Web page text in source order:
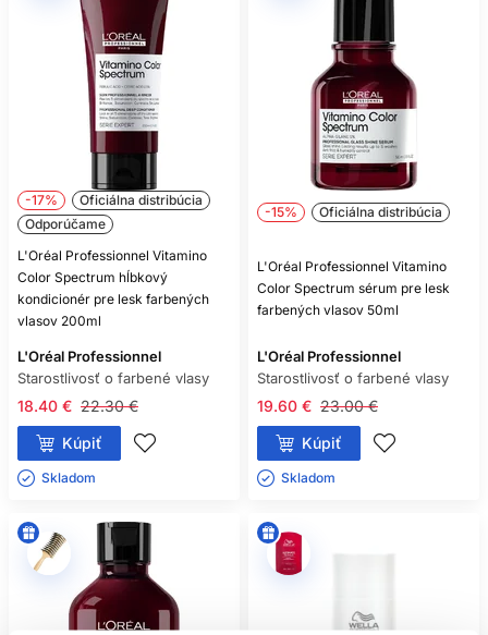
-17%
Oficiálna distribúcia
Odporúčame
L'Oréal Professionnel Vitamino
Color Spectrum hĺbkový
kondicionér pre lesk farbených
vlasov 200ml
L'Oréal Professionnel
Starostlivosť o farbené vlasy
22.30 €
18.40 €
Kúpiť
Skladom ㅤ
-15% Oficiálna distribúcia
L'Oréal Professionnel Vitamino
Color Spectrum sérum pre lesk
farbených vlasov 50ml
L'Oréal Professionnel
Starostlivosť o farbené vlasy
23.00 €
19.60 €
Kúpiť
Skladom ㅤ